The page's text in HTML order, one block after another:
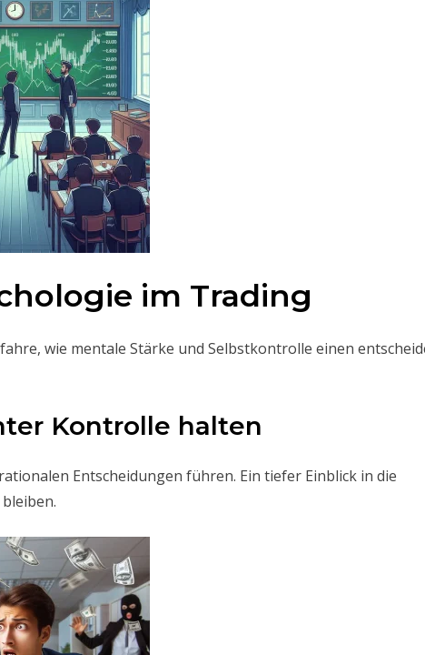
im Trading
wie mentale Stärke und Selbstkontrolle einen
Kontrolle halten
Entscheidungen führen. Ein tiefer Einblick in die